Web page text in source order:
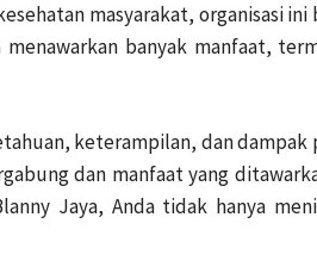
masyarakat, organisasi
banyak manfaat,
keterampilan, dan
dan manfaat yang
Jaya, Anda tidak hanya